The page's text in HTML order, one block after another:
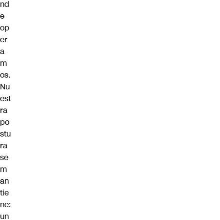
nd
e
op
er
a
m
os.
Nu
est
ra
po
stu
ra
se
m
an
tie
ne:
un